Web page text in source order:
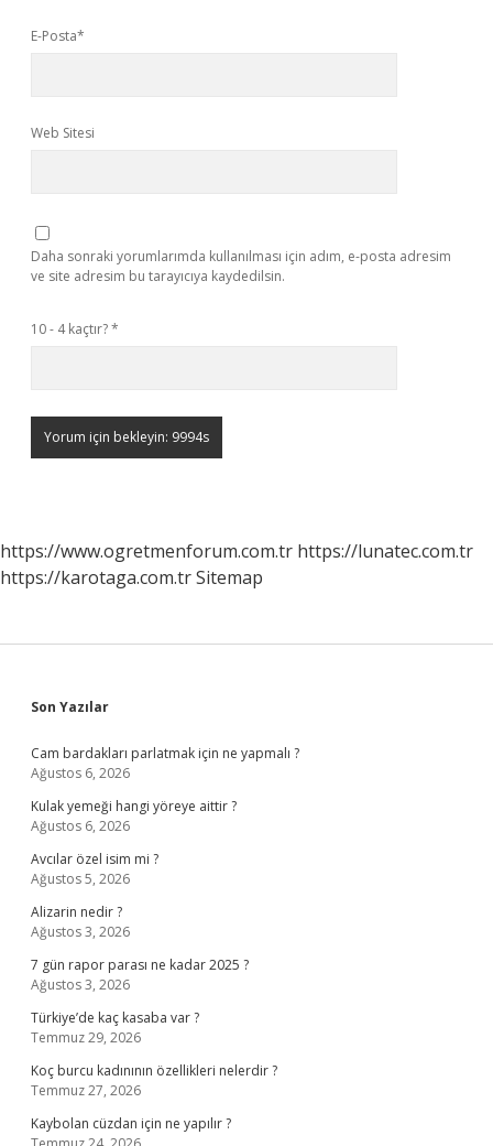
E-Posta*
Web Sitesi
Daha sonraki yorumlarımda kullanılması için adım, e-posta adresim
ve site adresim bu tarayıcıya kaydedilsin.
10 - 4 kaçtır?*
https://www.ogretmenforum.com.tr https://lunatec.com.tr
https://karotaga.com.trSitemap
Sidebar
Son Yazılar
Cam bardakları parlatmak için ne yapmalı ?
Ağustos 6, 2026
Kulak yemeği hangi yöreye aittir ?
Ağustos 6, 2026
Avcılar özel isim mi ?
Ağustos 5, 2026
Alizarin nedir ?
Ağustos 3, 2026
7 gün rapor parası ne kadar 2025 ?
Ağustos 3, 2026
Türkiye’de kaç kasaba var ?
Temmuz 29, 2026
Koç burcu kadınının özellikleri nelerdir ?
Temmuz 27, 2026
Kaybolan cüzdan için ne yapılır ?